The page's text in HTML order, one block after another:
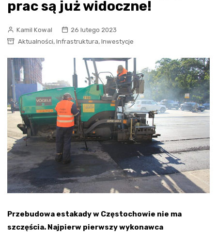
prac są już widoczne!
Kamil Kowal
26 lutego 2023
Aktualności, Infrastruktura, Inwestycje
Przebudowa estakady w Częstochowie nie ma
szczęścia. Najpierw pierwszy wykonawca